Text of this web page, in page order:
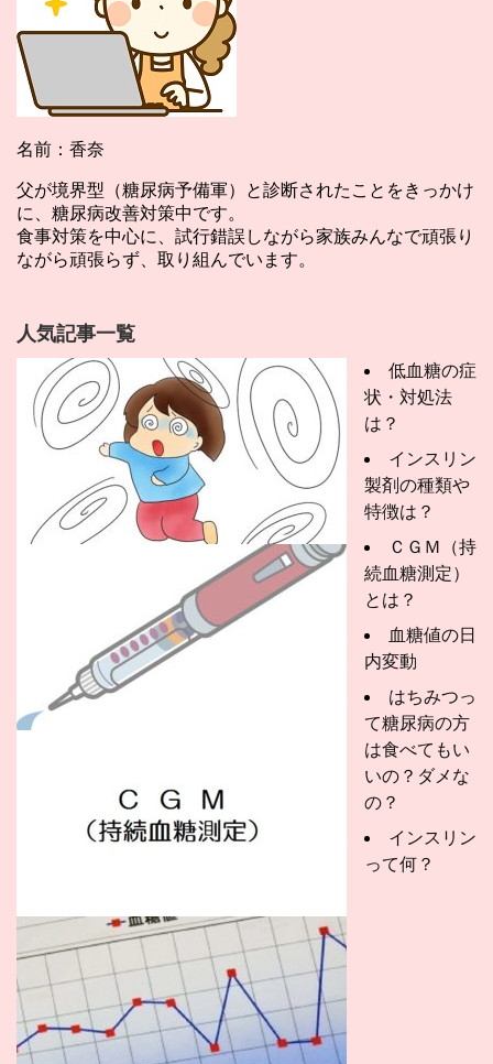
名前：香奈
父が境界型（糖尿病予備軍）と診断されたことをきっかけ
に、糖尿病改善対策中です。
食事対策を中心に、試行錯誤しながら家族みんなで頑張り
ながら頑張らず、取り組んでいます。
人気記事一覧
低血糖の症
状・対処法
は？
インスリン
製剤の種類や
特徴は？
ＣＧＭ（持
続血糖測定）
とは？
血糖値の日
内変動
はちみつっ
て糖尿病の方
は食べてもい
いの？ダメな
の？
インスリン
って何？